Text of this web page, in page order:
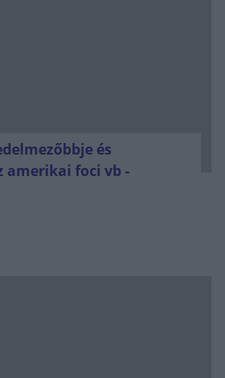
és
amerikai foci vb -